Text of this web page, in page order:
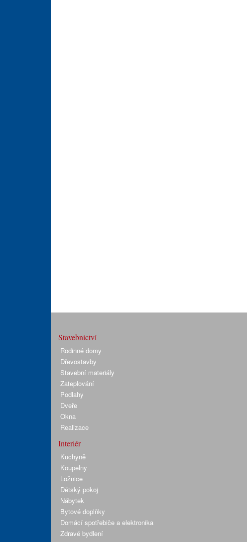
Stavebnictví
Rodinné domy
Dřevostavby
Stavební materiály
Zateplování
Podlahy
Dveře
Okna
Realizace
Interiér
Kuchyně
Koupelny
Ložnice
Dětský pokoj
Nábytek
Bytové doplňky
Domácí spotřebiče a elektronika
Zdravé bydlení